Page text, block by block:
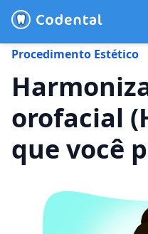
Blog
Recursos
Procedimento Estético
orofacial
que você